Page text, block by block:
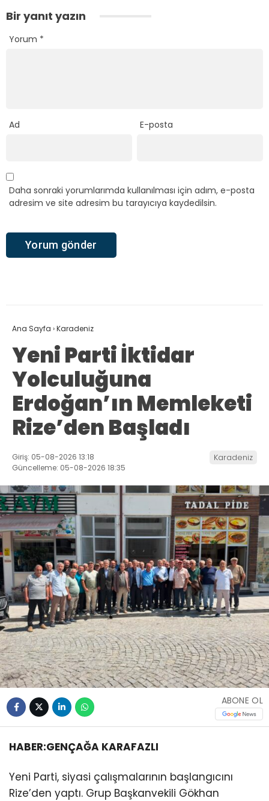
Bir yanıt yazın
Yorum *
Ad E-posta
Daha sonraki yorumlarımda kullanılması için adım, e-posta
adresim ve site adresim bu tarayıcıya kaydedilsin.
Ana Sayfa ›Karadeniz
Yeni Parti İktidar
Yolculuğuna
Erdoğan’ın Memleketi
Rize’den Başladı
Giriş: 05-08-2026 13:18
Güncelleme: 05-08-2026 18:35
Karadeniz
ABONE OL
HABER:GENÇAĞA KARAFAZLI
Yeni Parti, siyasi çalışmalarının başlangıcını
Rize’den yaptı. Grup Başkanvekili Gökhan